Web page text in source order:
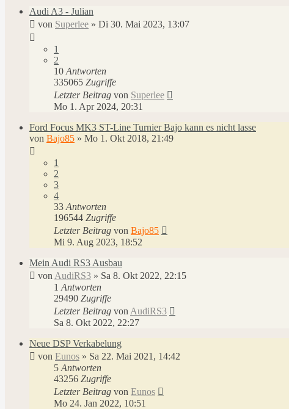
Audi A3 - Julian
von Superlee » Di 30. Mai 2023, 13:07
1
2
10 Antworten
335065 Zugriffe
Letzter Beitrag von Superlee
Mo 1. Apr 2024, 20:31
Ford Focus MK3 ST-Line Turnier Bajo kann es nicht lasse
von Bajo85 » Mo 1. Okt 2018, 21:49
1
2
3
4
33 Antworten
196544 Zugriffe
Letzter Beitrag von Bajo85
Mi 9. Aug 2023, 18:52
Mein Audi RS3 Ausbau
von AudiRS3 » Sa 8. Okt 2022, 22:15
1 Antworten
29490 Zugriffe
Letzter Beitrag von AudiRS3
Sa 8. Okt 2022, 22:27
Neue DSP Verkabelung
von Eunos » Sa 22. Mai 2021, 14:42
5 Antworten
43256 Zugriffe
Letzter Beitrag von Eunos
Mo 24. Jan 2022, 10:51